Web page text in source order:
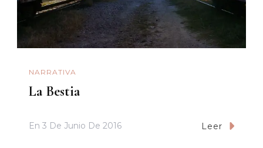
NARRATIVA
La Bestia
En 3 De Junio De 2016 Leer